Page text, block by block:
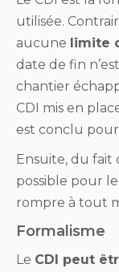
utilisée.
aucune limite
date de fin
chantier
CDI mis en
est conclu
Ensuite, du fait
possible pour
rompre à tout
Formalisme
Le CDI peut